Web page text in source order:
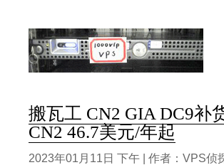
搬瓦工 CN2 GIA DC9补
CN2 46.7美元/年起
2023年01月11日 下午 | 作者：VPS侦